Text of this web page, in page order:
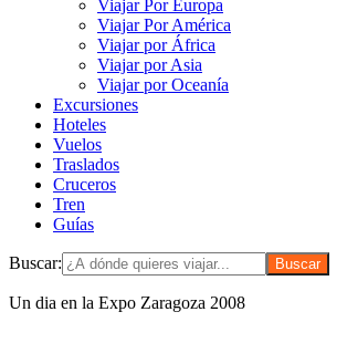
Viajar Por Europa
Viajar Por América
Viajar por África
Viajar por Asia
Viajar por Oceanía
Excursiones
Hoteles
Vuelos
Traslados
Cruceros
Tren
Guías
Buscar:
Un dia en la Expo Zaragoza 2008